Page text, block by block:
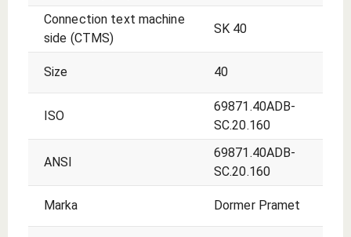
Connection text machine
side (CTMS)
SK 40
Size 40
ISO
69871.40ADB-
SC.20.160
ANSI
69871.40ADB-
SC.20.160
Marka Dormer Pramet